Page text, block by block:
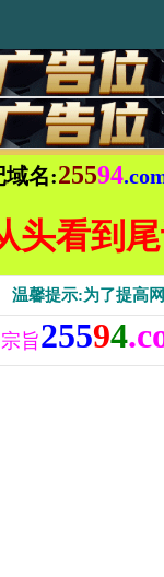
域名:25594
头看到
温馨提示:为了提高
旨25594